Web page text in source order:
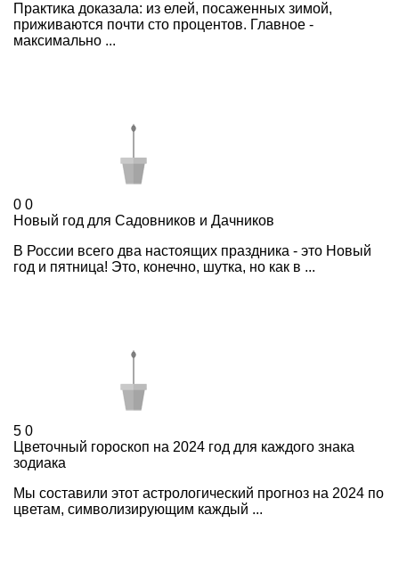
Практика доказала: из елей, посаженных зимой,
приживаются почти сто процентов. Главное -
максимально ...
0 0
Новый год для Садовников и Дачников
В России всего два настоящих праздника - это Новый
год и пятница! Это, конечно, шутка, но как в ...
5 0
Цветочный гороскоп на 2024 год для каждого знака
зодиака
Мы составили этот астрологический прогноз на 2024 по
цветам, символизирующим каждый ...